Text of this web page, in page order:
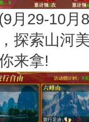
29-10月
索山河美
来拿!